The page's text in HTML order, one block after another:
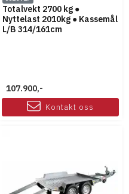
Totalvekt 2700 kg ●
Nyttelast 2010kg ● Kassemål
L/B 314/161cm
107.900,-
Kontakt oss